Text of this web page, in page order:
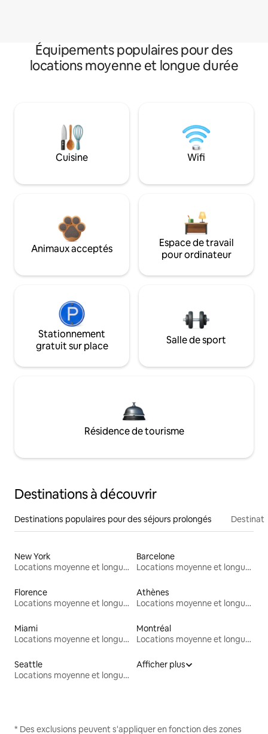
Équipements populaires pour des
locations moyenne et longue durée
Cuisine Wifi
Animaux acceptés
Espace de travail
pour ordinateur
Stationnement
gratuit sur place
Salle de sport
Résidence de tourisme
Destinations à découvrir
Destinations populaires pour des séjours prolongés
New York
Locations moyenne et longue durée
Barcelone
Locations moyenne et longue durée
Florence
Locations moyenne et longue durée
Athènes
Locations moyenne et longue durée
Miami
Locations moyenne et longue durée
Montréal
Locations moyenne et longue durée
Seattle
Locations moyenne et longue durée
Afficher plus
* Des exclusions peuvent s'appliquer en fonction des zones